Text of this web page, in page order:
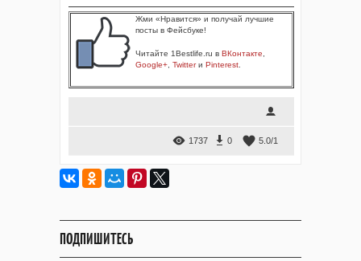
Жми «Нравится» и получай лучшие
посты в Фейсбуке!
Читайте 1Bestlife.ru в ВКонтакте
Google+ Twitterи Pinterest
1737 0 5.0/1
ПОДПИШИТЕСЬ